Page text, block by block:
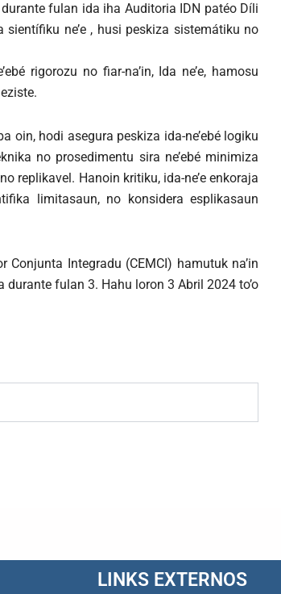
fulan ida iha Auditoria IDN patéo Díli
ne’e , husi peskiza sistemátiku no
rigorozu no fiar-na’in, Ida ne’e, hamosu
oin, hodi asegura peskiza ida-ne’ebé logiku
no prosedimentu sira ne’ebé minimiza
replikavel. Hanoin kritiku, ida-ne’e enkoraja
limitasaun, no konsidera esplikasaun
Integradu (CEMCI) hamutuk na’in
fulan 3. Hahu loron 3 Abril 2024 to’o
LINKS EXTERNOS